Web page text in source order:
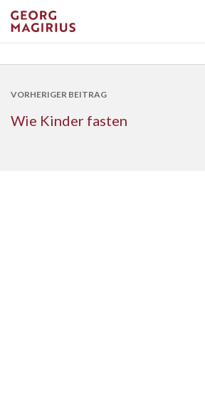
VORHERIGER BEITRAG
Wie Kinder fasten